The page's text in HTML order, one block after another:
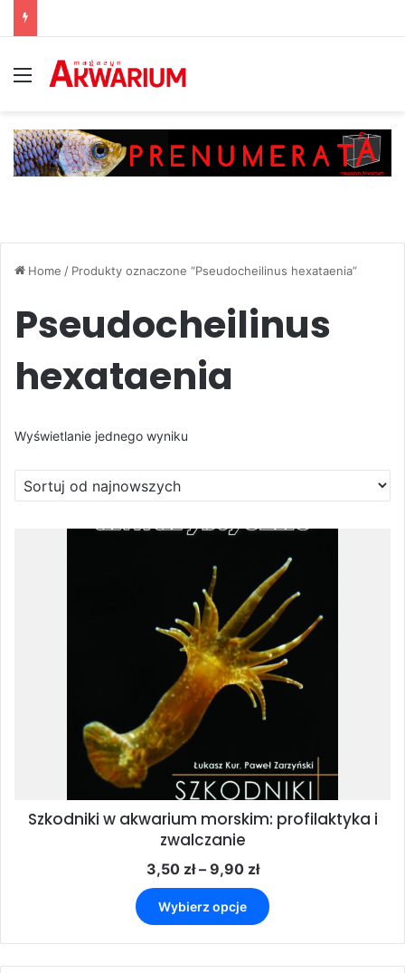
Menu
Home / Produkty oznaczone “Pseudocheilinus hexataenia”
Pseudocheilinus
hexataenia
Wyświetlanie jednego wyniku
Szkodniki w akwarium morskim: profilaktyka i
zwalczanie
3,50 zł – 9,90 złZakres
cen:
od
3,50 zł
do
9,90 zł
Wybierz opcje
produkt